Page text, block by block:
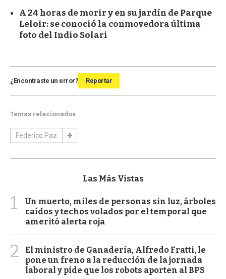
A 24 horas de morir y en su jardín de Parque
Leloir: se conoció la conmovedora última
foto del Indio Solari
¿Encontraste un error? Reportar
Temas relacionados
Federico Paz
Las Más Vistas
1
Un muerto, miles de personas sin luz, árboles
caídos y techos volados por el temporal que
ameritó alerta roja
2
El ministro de Ganadería, Alfredo Fratti, le
pone un freno a la reducción de la jornada
laboral y pide que los robots aporten al BPS